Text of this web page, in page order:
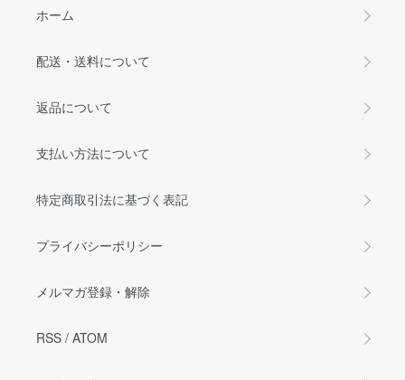
ホーム
配送・送料について
返品について
支払い方法について
特定商取引法に基づく表記
プライバシーポリシー
メルマガ登録・解除
RSS / ATOM